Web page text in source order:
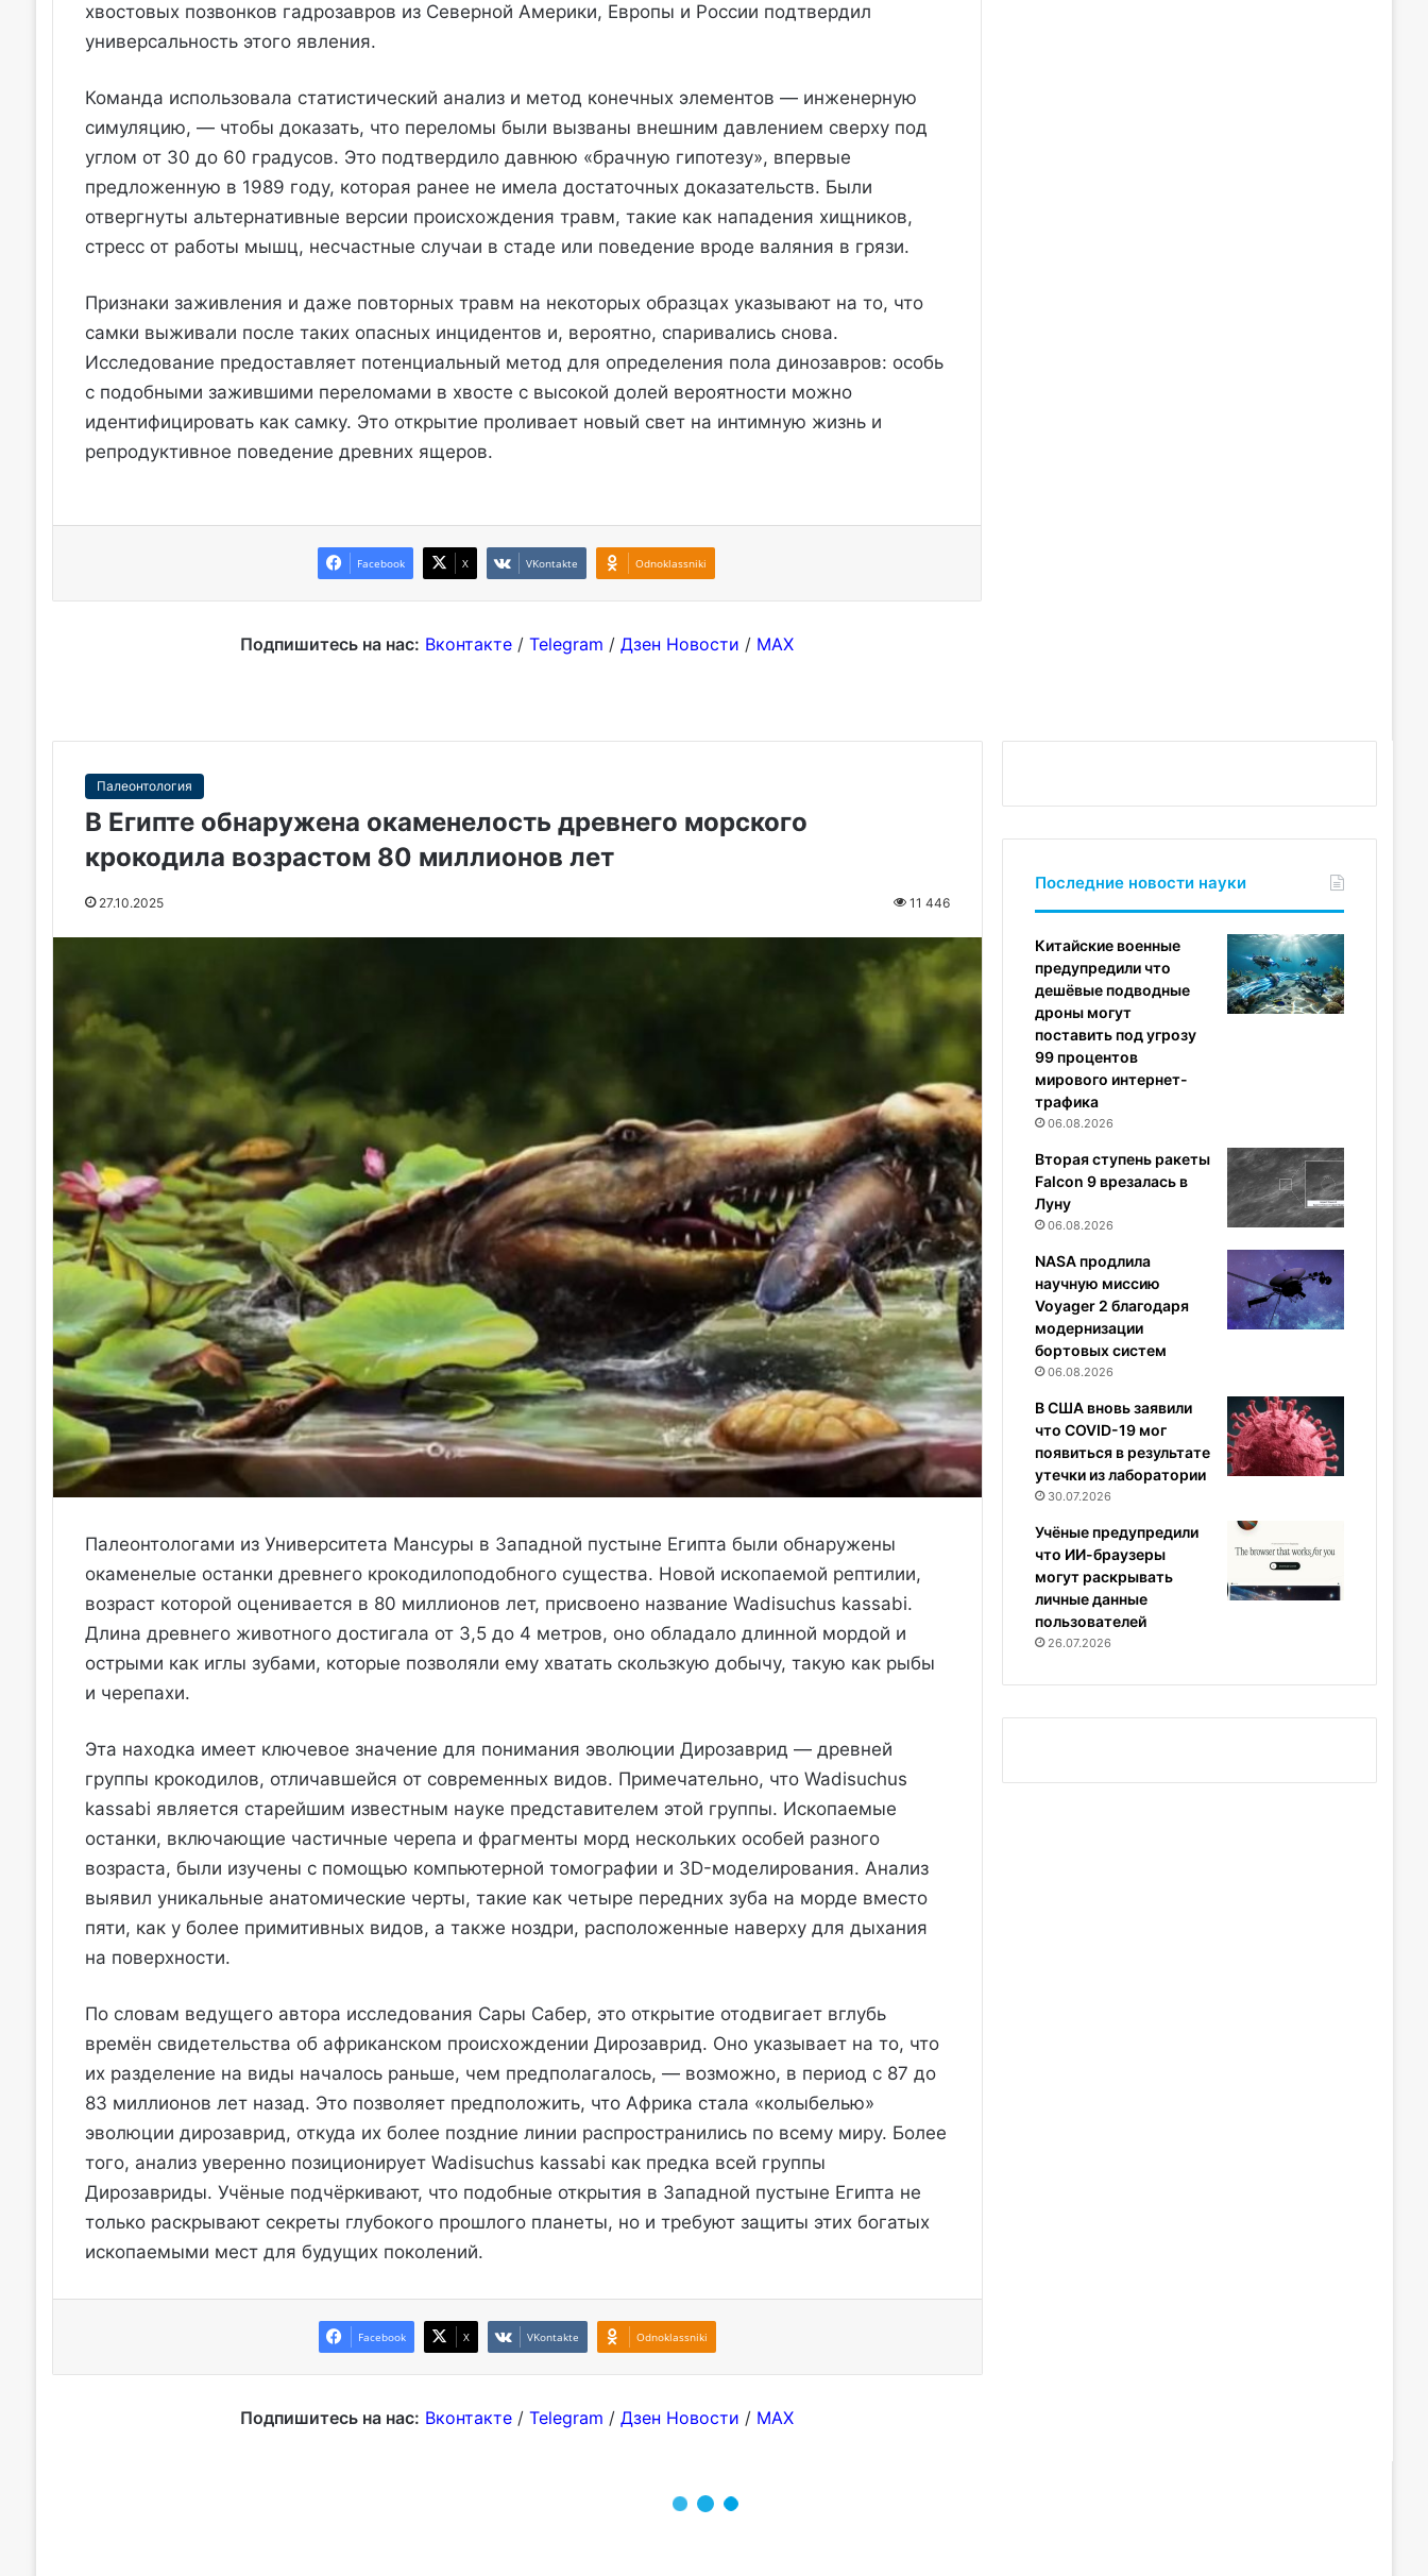
хвостовых позвонков гадрозавров из Северной Америки, Европы и России подтвердил
универсальность этого явления.
Команда использовала статистический анализ и метод конечных элементов — инженерную
симуляцию, — чтобы доказать, что переломы были вызваны внешним давлением сверху под
углом от 30 до 60 градусов. Это подтвердило давнюю «брачную гипотезу», впервые
предложенную в 1989 году, которая ранее не имела достаточных доказательств. Были
отвергнуты альтернативные версии происхождения травм, такие как нападения хищников,
стресс от работы мышц, несчастные случаи в стаде или поведение вроде валяния в грязи.
Признаки заживления и даже повторных травм на некоторых образцах указывают на то, что
самки выживали после таких опасных инцидентов и, вероятно, спаривались снова.
Исследование предоставляет потенциальный метод для определения пола динозавров: особь
с подобными зажившими переломами в хвосте с высокой долей вероятности можно
идентифицировать как самку. Это открытие проливает новый свет на интимную жизнь и
репродуктивное поведение древних ящеров.
Facebook X VKontakte Odnoklassniki
Подпишитесь на нас: Вконтакте/ Telegram / Дзен Новости / MAX